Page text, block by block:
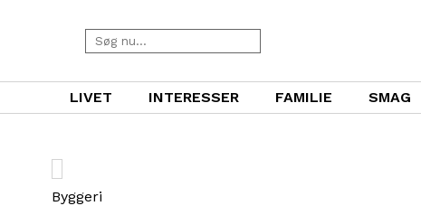
LIVET INTERESSER FAMILIE SMAG
Byggeri